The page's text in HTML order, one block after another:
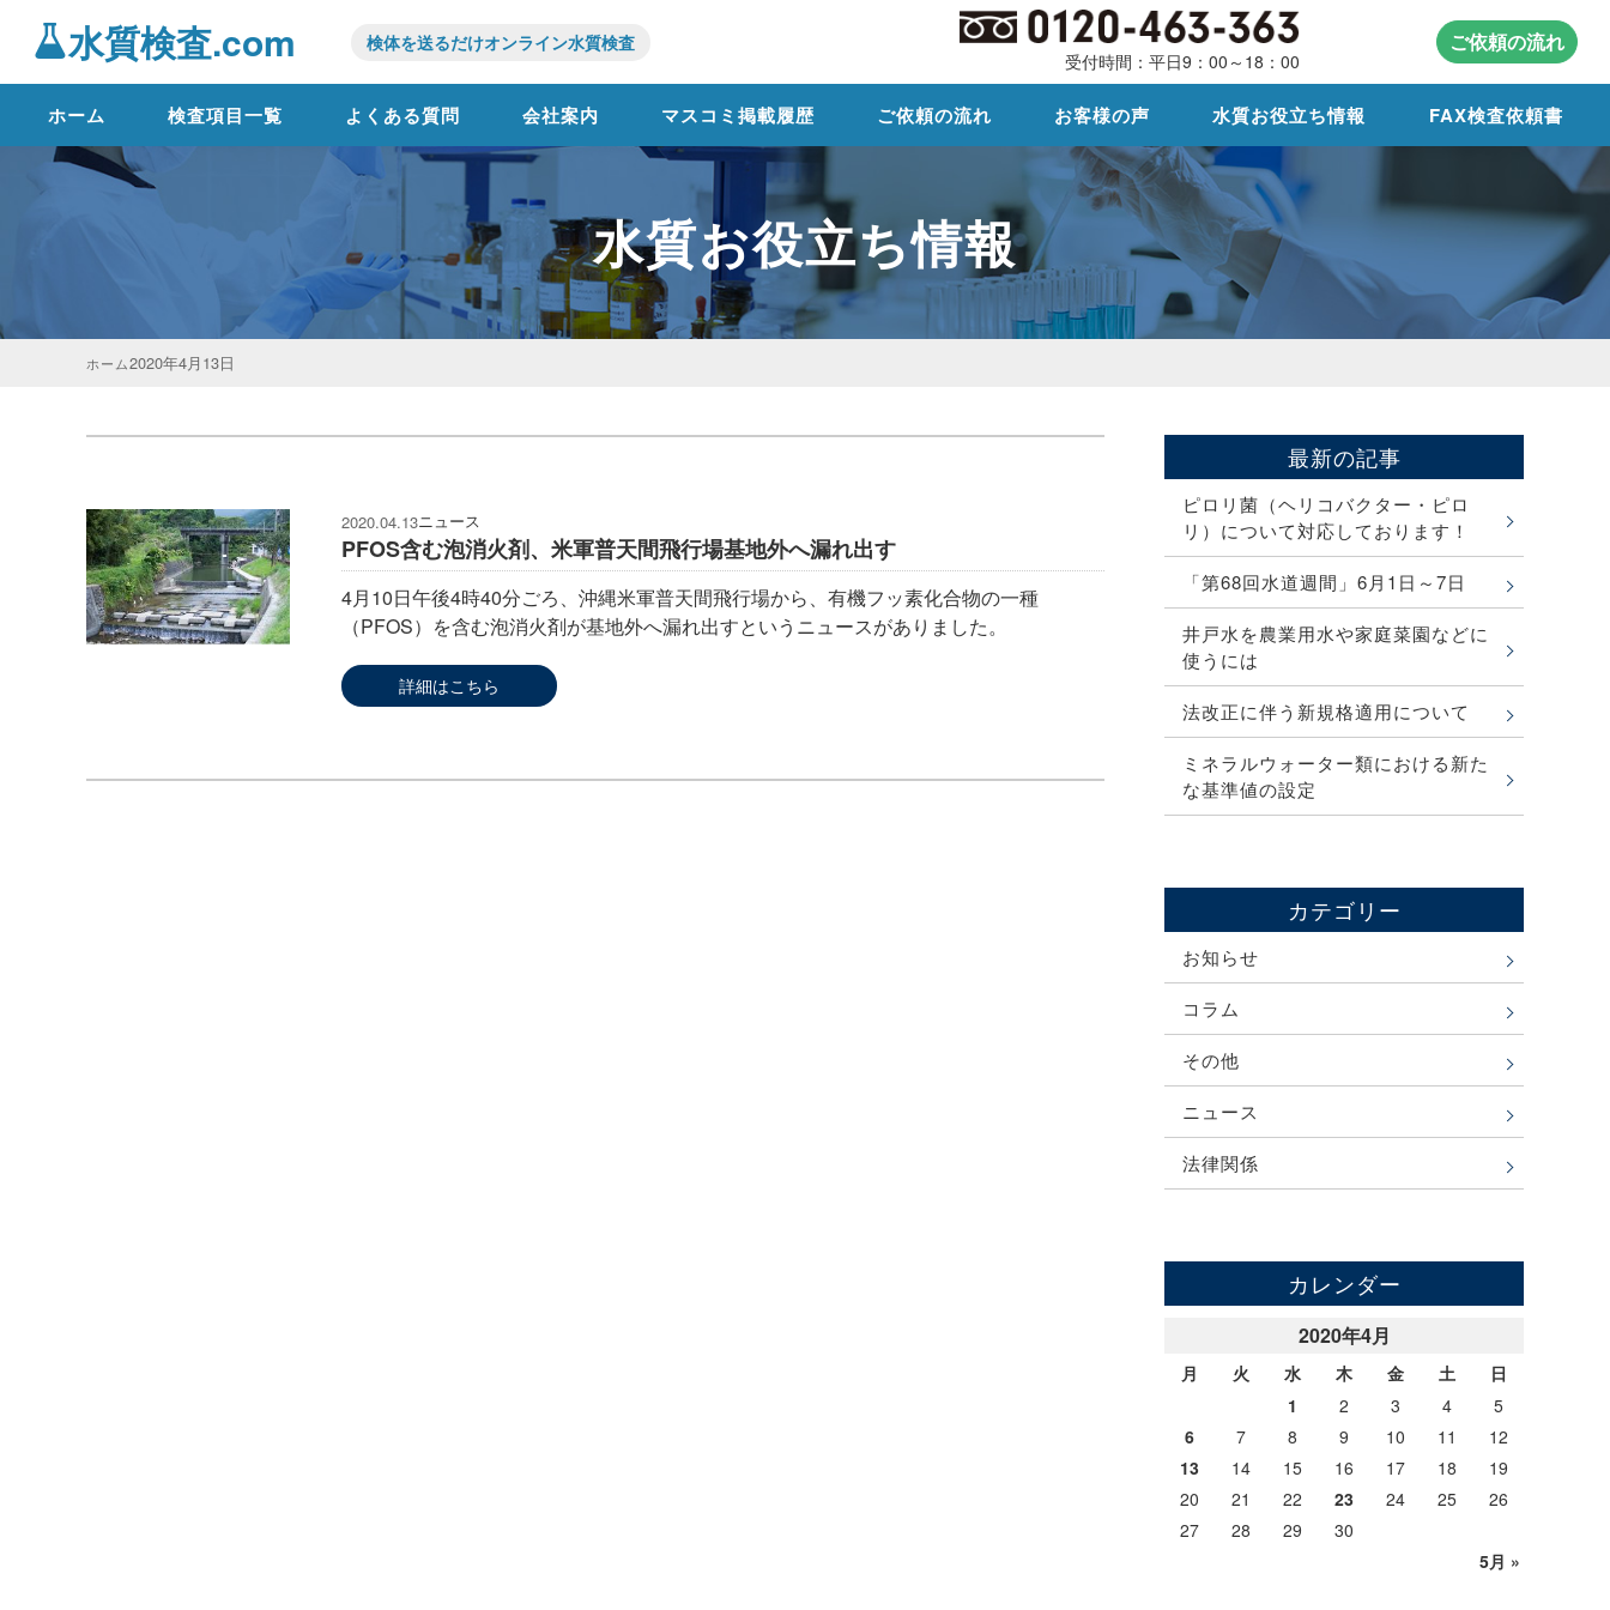
水質検査.com
検体を送るだけオンライン水質検査
受付時間：平日9：00～18：00
ご依頼の流れ
ホーム 検査項目一覧 よくある質問 会社案内 マスコミ掲載履歴 ご依頼の流れ お客様の声 水質お役立ち情報 FAX検査依頼書
水質お役立ち情報
ホーム2020年4月 13日
2020.04.13ニュース
PFOS含む泡消火剤、米軍普天間飛行場基地外へ漏れ出す
4月10日午後4時40分ごろ、沖縄米軍普天間飛行場から、有機フッ素化合物の一種
（PFOS）を含む泡消火剤が基地外へ漏れ出すというニュースがありました。
詳細はこちら
最新の記事
ピロリ菌（ヘリコバクター・ピロ
リ）について対応しております！
「第68回水道週間」6月1日～7日
井戸水を農業用水や家庭菜園などに
使うには
法改正に伴う新規格適用について
ミネラルウォーター類における新た
な基準値の設定
カテゴリー
お知らせ
コラム
その他
ニュース
法律関係
カレンダー
2020年4月
月 火 水 木 金 土 日
5月 »
1 2 3 4
5
6
7 8 9 10 11
12
13
14 15 16 17 18
19
20
21 22 23 24 25
26
27
28 29 30